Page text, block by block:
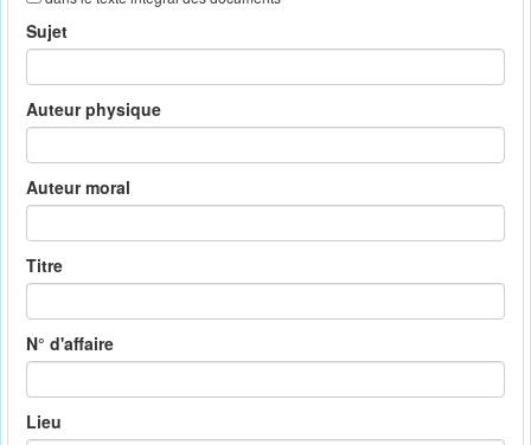
Sujet
Auteur physique
Auteur moral
Titre
N° d'affaire
Lieu